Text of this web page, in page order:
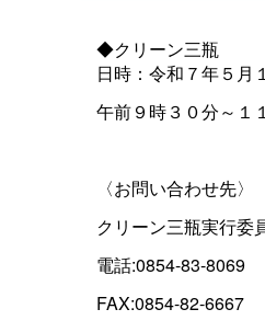
◆クリーン三瓶
日時：令和７年５月
午前９時３０分～１
〈お問い合わせ先〉
クリーン三瓶実行委
電話:0854-83-8069
FAX:0854-82-6667